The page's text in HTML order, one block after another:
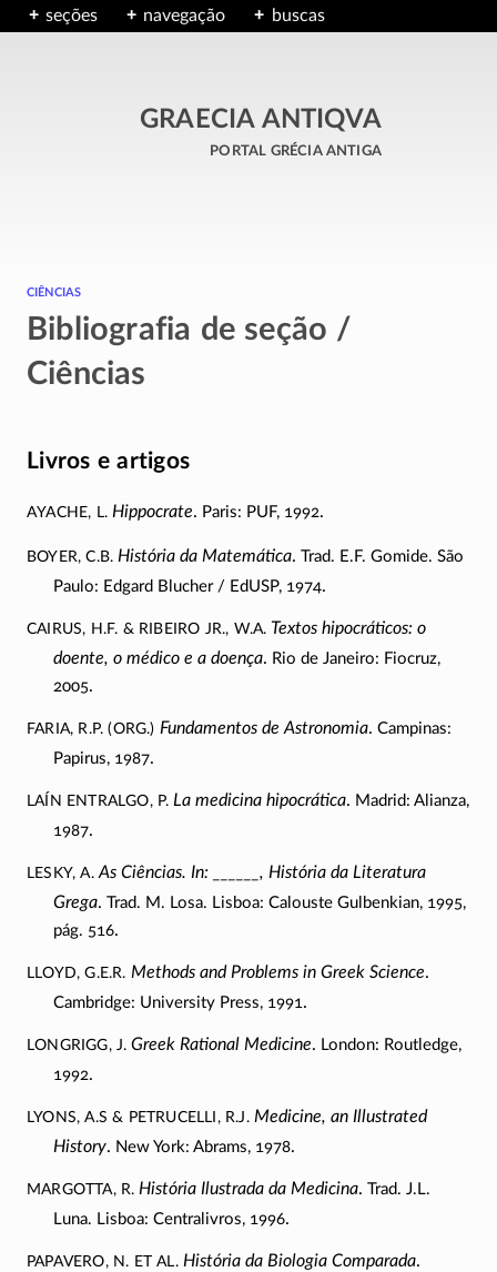
seções navegação buscas
GRAECIA ANTIQVA
portal grécia antiga
ciências
Bibliografia de seção /
Ciências
Livros e artigos
AYACHE, L. Hippocrate. Paris: PUF, 1992.
BOYER, C.B. História da Matemática.Trad. E.F. Gomide. São
Paulo: Edgard Blucher / EdUSP, 1974.
CAIRUS, H.F. & RIBEIRO Jr., W.A. Textos hipocráticos: o
doente, o médico e a doença. Rio de Janeiro: Fiocruz,
2005.
FARIA, R.P. (org.) Fundamentos de Astronomia. Campinas:
Papirus, 1987.
LAÍN ENTRALGO, P. La medicina hipocrática. Madrid: Alianza,
1987.
LESKY, A. As Ciências. In: ______, História da Literatura
Grega. Trad. M. Losa. Lisboa: Calouste Gulbenkian, 1995,
pág. 516.
LLOYD, G.E.R. Methods and Problems in Greek Science.
Cambridge: University Press, 1991 .
LONGRIGG, J. Greek Rational Medicine. London: Routledge,
1992.
LYONS, A.S & PETRUCELLI, R.J. Medicine, an Illustrated
History. New York: Abrams, 1978.
MARGOTTA, R. História Ilustrada da Medicina.Trad. J.L.
Luna. Lisboa: Centralivros, 1996.
PAPAVERO, N. et al. História da Biologia Comparada.